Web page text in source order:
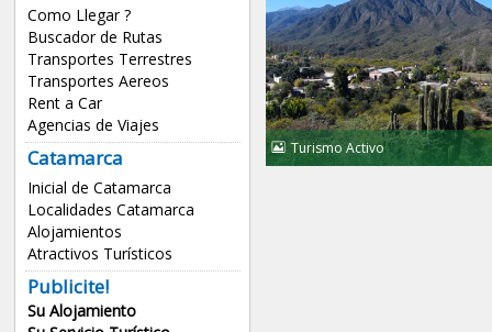
Como Llegar ?
Buscador de Rutas
Transportes Terrestres
Transportes Aereos
Rent a Car
Agencias de Viajes
Catamarca
Inicial de Catamarca
Localidades Catamarca
Alojamientos
Atractivos Turísticos
Publicite!
Su Alojamiento
Turismo Activo